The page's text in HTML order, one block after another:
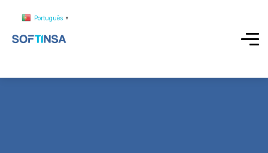
Português ▼